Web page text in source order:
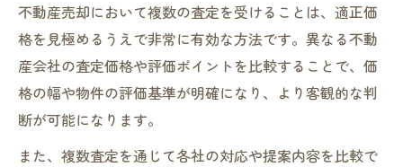
不動産売却において複数の査定を受けることは、適正価
格を見極めるうえで非常に有効な方法です。異なる不動
産会社の査定価格や評価ポイントを比較することで、価
格の幅や物件の評価基準が明確になり、より客観的な判
断が可能になります。
また、複数査定を通じて各社の対応や提案内容を比較で